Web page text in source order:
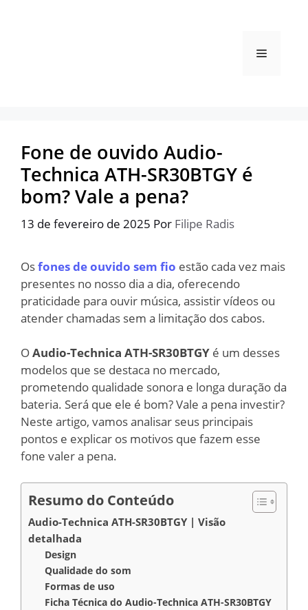
Menu
Fone de ouvido Audio-
Technica ATH-SR30BTGY é
bom? Vale a pena?
13 de fevereiro de 2025 Por Filipe Radis
Osfones de ouvido sem fio estão cada vez mais
presentes no nosso dia a dia, oferecendo
praticidade para ouvir música, assistir vídeos ou
atender chamadas sem a limitação dos cabos.
OAudio-Technica ATH-SR30BTGY é um desses
modelos que se destaca no mercado,
prometendo qualidade sonora e longa duração da
bateria. Será que ele é bom? Vale a pena investir?
Neste artigo, vamos analisar seus principais
pontos e explicar os motivos que fazem esse
fone valer a pena.
Resumo do Conteúdo
Audio-Technica ATH-SR30BTGY | Visão
detalhada
Design
Qualidade do som
Formas de uso
Ficha Técnica do Audio-Technica ATH-SR30BTGY